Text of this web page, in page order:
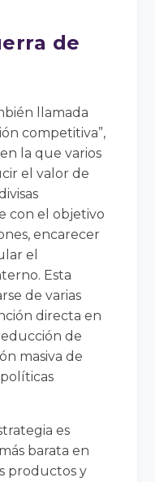
de
llamada
competitiva”,
la que varios
el valor de
con el objetivo
encarecer
el
Esta
de varias
directa en
de
masiva de
es
barata en
productos y